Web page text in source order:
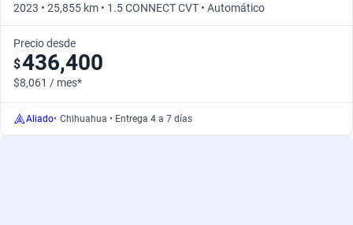
2023 • 25,855 km • 1.5 CONNECT CVT • Automático
Precio desde
$436,400
$8,061 / mes*
Aliado• Chihuahua • Entrega 4 a 7 días